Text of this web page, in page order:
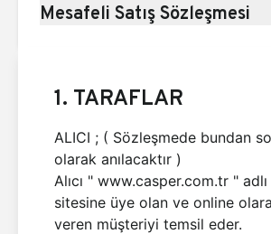
Mesafeli Satış Sözleşmesi
1. TARAFLAR
ALICI ; ( Sözleşmede bundan
olarak anılacaktır )
Alıcı " www.casper.com.tr " adlı
sitesine üye olan ve online
veren müşteriyi temsil eder.